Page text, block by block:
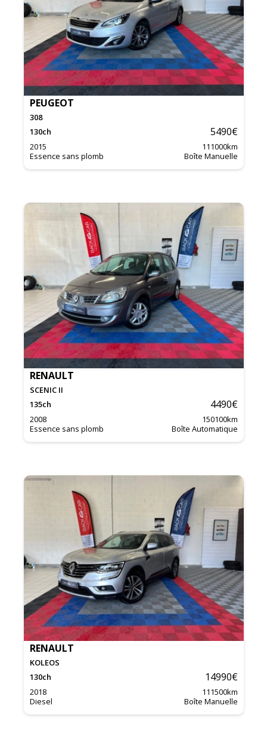
PEUGEOT
308
130ch 5490€
2015 111000km
Essence sans plomb
Boîte Manuelle
RENAULT
SCENIC II
135ch 4490€
2008 150100km
Essence sans plomb
Boîte Automatique
RENAULT
KOLEOS
130ch 14990€
2018 111500km
Diesel
Boîte Manuelle